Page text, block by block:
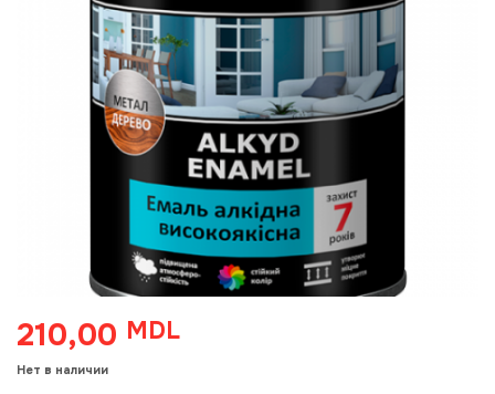
210,00 MDL
Нет в наличии